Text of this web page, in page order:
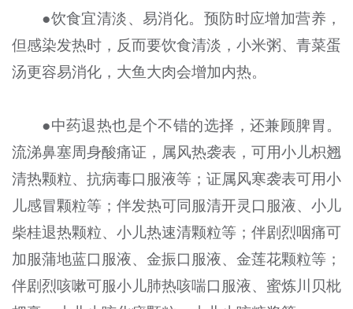
●饮食宜清淡、易消化。预防时应增加营养，
但感染发热时，反而要饮食清淡，小米粥、青菜蛋
汤更容易消化，大鱼大肉会增加内热。
●中药退热也是个不错的选择，还兼顾脾胃。
流涕鼻塞周身酸痛证，属风热袭表，可用小儿枳翘
清热颗粒、抗病毒口服液等；证属风寒袭表可用小
儿感冒颗粒等；伴发热可同服清开灵口服液、小儿
柴桂退热颗粒、小儿热速清颗粒等；伴剧烈咽痛可
加服蒲地蓝口服液、金振口服液、金莲花颗粒等；
伴剧烈咳嗽可服小儿肺热咳喘口服液、蜜炼川贝枇